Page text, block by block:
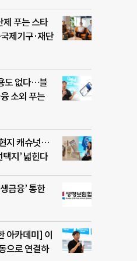
제 푸는 스타
제기구·재단
도 없다…블
소외 푸는
지 캐슈넛…
지’ 넓힌다
금융’ 통한
아카데미] 이
으로 연결하